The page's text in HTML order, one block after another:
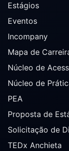
Estágios
Eventos
Incompany
Mapa de
Núcleo de
Núcleo de
PEA
Proposta de
Solicitação de
TEDx Anchieta